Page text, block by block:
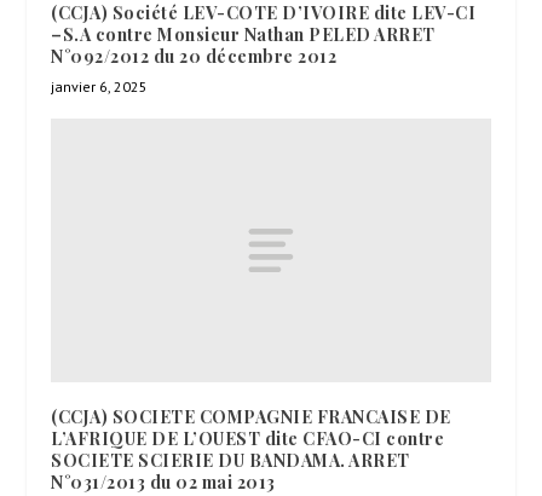
(CCJA) Société LEV-COTE D’IVOIRE dite LEV-CI
–S.A contre Monsieur Nathan PELED ARRET
N°092/2012 du 20 décembre 2012
janvier 6, 2025
(CCJA) SOCIETE COMPAGNIE FRANCAISE DE
L’AFRIQUE DE L’OUEST dite CFAO-CI contre
SOCIETE SCIERIE DU BANDAMA. ARRET
N°031/2013 du 02 mai 2013